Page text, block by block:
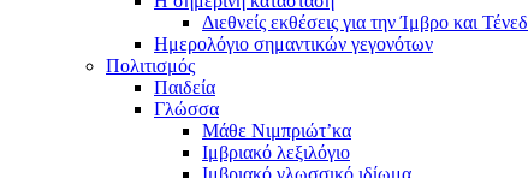
Διεθνείς εκθέσεις για την Ίμβρο και
Ημερολόγιο σημαντικών γεγονότων
Πολιτισμός
Παιδεία
Γλώσσα
Μάθε Νιμπριώτ’κα
Ιμβριακό λεξιλόγιο
Ιμβριακό γλωσσικό ιδίωμα